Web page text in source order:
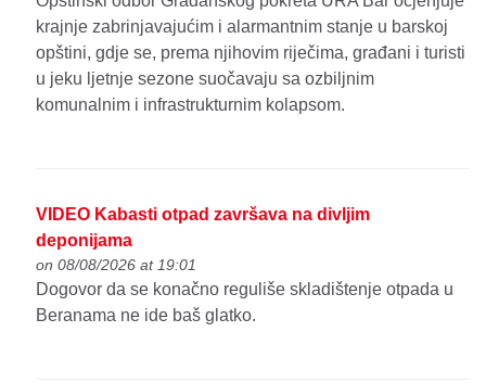
krajnje zabrinjavajućim i alarmantnim stanje u barskoj
opštini, gdje se, prema njihovim riječima, građani i turisti
u jeku ljetnje sezone suočavaju sa ozbiljnim
komunalnim i infrastrukturnim kolapsom.
VIDEO Kabasti otpad završava na divljim
deponijama
on 08/08/2026 at 19:01
Dogovor da se konačno reguliše skladištenje otpada u
Beranama ne ide baš glatko.